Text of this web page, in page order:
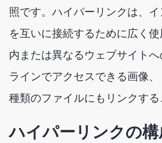
照です。ハイパーリンクは、
を互いに接続するために広く
内または異なるウェブサイト
ラインでアクセスできる画像
種類のファイルにもリンクする
ハイパーリンクの